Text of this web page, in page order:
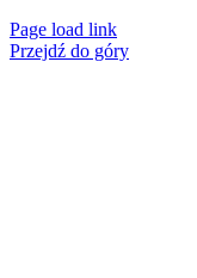
Page load link
Przejdź do góry